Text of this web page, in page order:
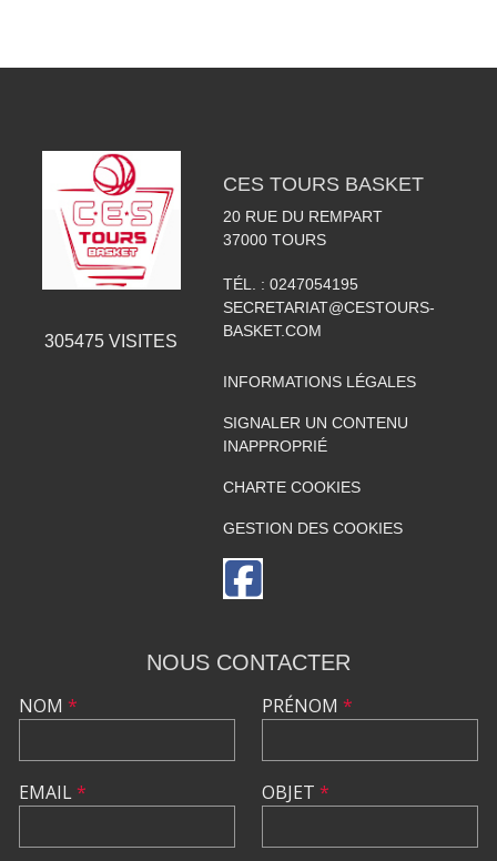
305475 VISITES
CES TOURS BASKET
20 RUE DU REMPART
37000 TOURS
TÉL. : 0247054195
SECRETARIAT@CESTOURS-
BASKET.COM
INFORMATIONS LÉGALES
SIGNALER UN CONTENU
INAPPROPRIÉ
CHARTE COOKIES
GESTION DES COOKIES
NOUS CONTACTER
NOM *
EMAIL*
PRÉNOM *
OBJET *